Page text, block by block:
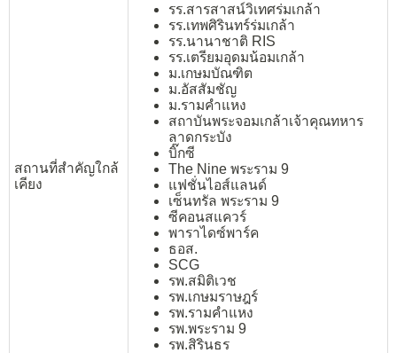
สถานที่สำคัญใกล้
เคียง
รร.สารสาสน์วิเทศร่มเกล้า
รร.เทพศิรินทร์ร่มเกล้า
รร.นานาชาติ RIS
รร.เตรียมอุดมน้อมเกล้า
ม.เกษมบัณฑิต
ม.อัสสัมชัญ
ม.รามคำแหง
สถาบันพระจอมเกล้าเจ้าคุณทหาร
ลาดกระบัง
บิ๊กซี
The Nine พระราม 9
แฟชั่นไอส์แลนด์
เซ็นทรัล พระราม 9
ซีคอนสแควร์
พาราไดซ์พาร์ค
ธอส.
SCG
รพ.สมิติเวช
รพ.เกษมราษฎร์
รพ.รามคำแหง
รพ.พระราม 9
รพ.สิรินธร